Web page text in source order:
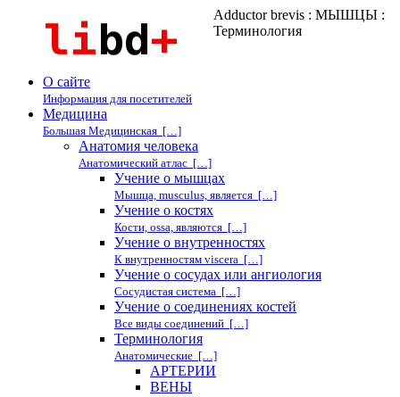
Adductor brevis : МЫШЦЫ :
Терминология
О сайте
Информация для посетителей
Медицина
Большая Медицинская […]
Анатомия человека
Анатомический атлас […]
Учение о мышцах
Мышца, musculus, является […]
Учение о костях
Кости, ossa, являются […]
Учение о внутренностях
К внутренностям viscera […]
Учение о сосудах или ангиология
Сосудистая система […]
Учение о соединениях костей
Все виды соединений […]
Терминология
Анатомические […]
АРТЕРИИ
ВЕНЫ